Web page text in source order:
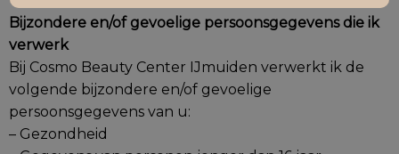
Bijzondere en/of gevoelige persoonsgegevens die ik
verwerk
Bij Cosmo Beauty Center IJmuiden verwerkt ik de
volgende bijzondere en/of gevoelige
persoonsgegevens van u:
– Gezondheid